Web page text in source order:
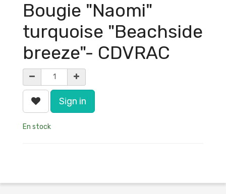
Bougie "Naomi"
turquoise "Beachside
breeze"- CDVRAC
Sign in
En stock